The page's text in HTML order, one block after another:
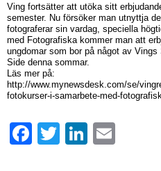
Ving fortsätter att utöka sitt
semester. Nu försöker man utnyttja
fotograferar sin vardag, speciella
med Fotografiska kommer man att
ungdomar som bor på något av
Side denna sommar.
Läs mer på:
http://www.mynewsdesk.com/se/
fotokurser-i-samarbete-med-
FacebookTwitter LinkedIn